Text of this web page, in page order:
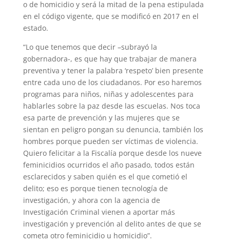
o de homicidio y será la mitad de la pena estipulada
en el código vigente, que se modificó en 2017 en el
estado.
“Lo que tenemos que decir –subrayó la
gobernadora-, es que hay que trabajar de manera
preventiva y tener la palabra ‘respeto’ bien presente
entre cada uno de los ciudadanos. Por eso haremos
programas para niños, niñas y adolescentes para
hablarles sobre la paz desde las escuelas. Nos toca
esa parte de prevención y las mujeres que se
sientan en peligro pongan su denuncia, también los
hombres porque pueden ser víctimas de violencia.
Quiero felicitar a la Fiscalía porque desde los nueve
feminicidios ocurridos el año pasado, todos están
esclarecidos y saben quién es el que cometió el
delito; eso es porque tienen tecnología de
investigación, y ahora con la agencia de
Investigación Criminal vienen a aportar más
investigación y prevención al delito antes de que se
cometa otro feminicidio u homicidio”.